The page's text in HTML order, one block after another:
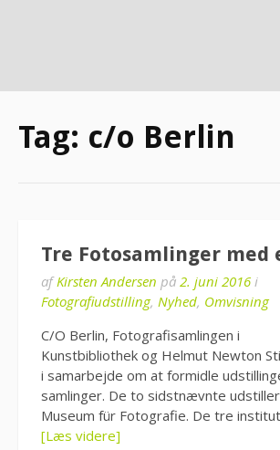
Tag: c/o Berlin
Tre Fotosamlinger
afKirsten Andersen på 2. juni 2016 i
Fotografiudstilling, Nyhed, Omvisning
C/O Berlin, Fotografisamlingen i
Kunstbibliothek og Helmut Newton
i samarbejde om at formidle
samlinger. De to sidstnævnte
Museum für Fotografie. De tre
[Læs videre]